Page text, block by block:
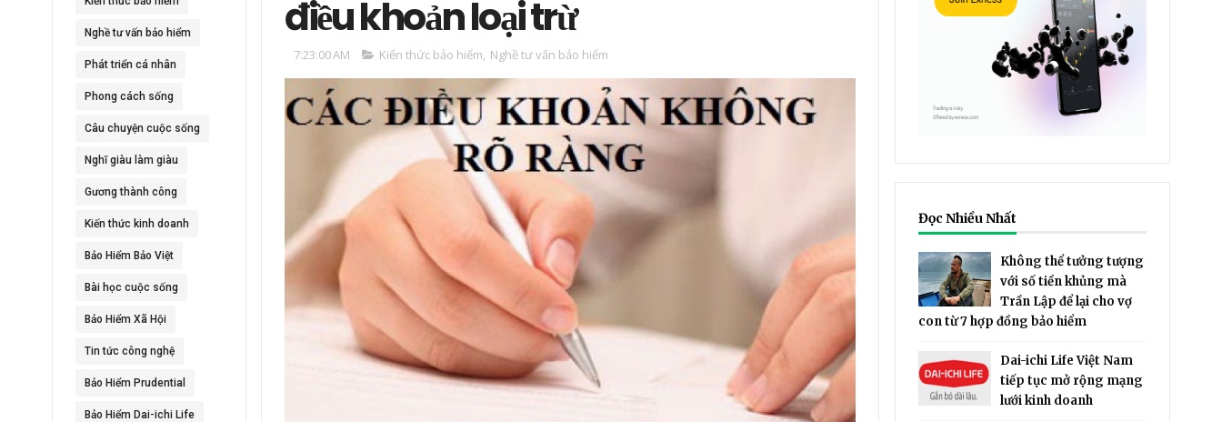
Nghề tư vấn bảo hiểm
Phát triển cá nhân
Phong cách sống
Câu chuyện cuộc sống
Nghĩ giàu làm giàu
Gương thành công
Kiến thức kinh doanh
Bảo Hiểm Bảo Việt
Bài học cuộc sống
Bảo Hiểm Xã Hội
Tin tức công nghệ
Bảo Hiểm Prudential
Bảo Hiểm Dai-ichi Life
điều khoản loại trừ
7:23:00 AM Kiến thức bảo hiểm, Nghề tư vấn bảo hiểm
Đọc Nhiều Nhất
Không thể tưởng tượng
với số tiền khủng mà
Trần Lập để lại cho vợ
con từ 7 hợp đồng bảo hiểm
Dai-ichi Life Việt Nam
tiếp tục mở rộng mạng
lưới kinh doanh